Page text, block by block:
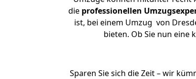
die professionellen
ist, bei einem Umzug von
bieten. Ob Sie nun eine
Sparen Sie sich die Zeit – wir